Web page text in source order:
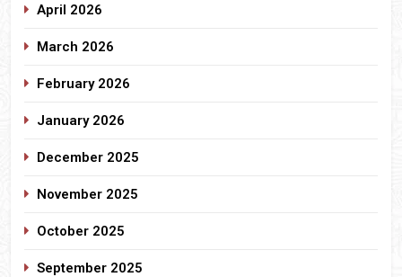
April 2026
March 2026
February 2026
January 2026
December 2025
November 2025
October 2025
September 2025